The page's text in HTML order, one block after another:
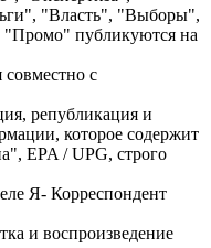
"Власть", "Выборы",
публикуются на
совместно с
републикация и
которое содержит
EPA / UPG, строго
Я- Корреспондент
и воспроизведение